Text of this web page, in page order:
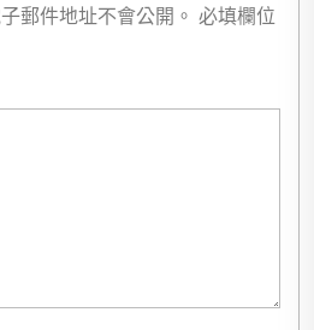
郵件地址不會公開。 必填欄位